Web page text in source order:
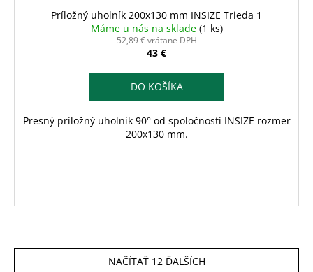
Príložný uholník 200x130 mm INSIZE Trieda 1
Máme u nás na sklade (1 ks)
52,89 € vrátane DPH
43 €
DO KOŠÍKA
Presný príložný uholník 90° od spoločnosti INSIZE rozmer
200x130 mm.
NAČÍTAŤ 12 ĎALŠÍCH